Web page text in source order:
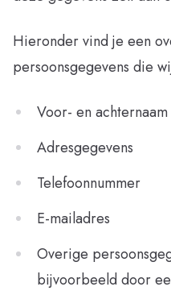
Hieronder vind je een
persoonsgegevens die
Voor- en achternaam
Adresgegevens
Telefoonnummer
E-mailadres
Overige
bijvoorbeeld door